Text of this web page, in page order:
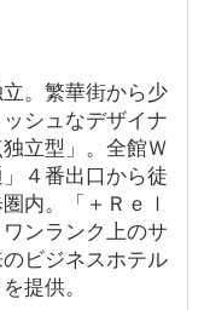
。繁華街から少
シュなデザイナ
立型」。全館Ｗ
４番出口から徒
内。「＋Ｒｅｌ
ンランク上のサ
ビジネスホテル
提供。